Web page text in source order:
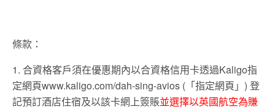
條款：
1. 合資格客戶須在優惠期內以合資格信用卡透過Kaligo指
定網頁www.kaligo.com/dah-sing-avios (「指定網頁」) 登
記預訂酒店住宿及以該卡網上簽賬並選擇以英國航空為賺